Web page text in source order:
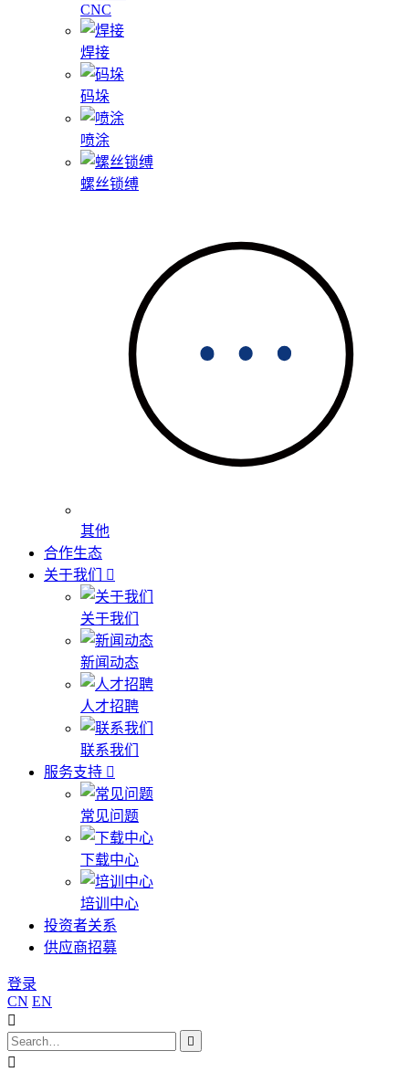
CNC
焊接
码垛
喷涂
螺丝锁缚
其他
合作生态
关于我们
关于我们
新闻动态
人才招聘
联系我们
服务支持
常见问题
下载中心
培训中心
投资者关系
供应商招募
登录
CN EN